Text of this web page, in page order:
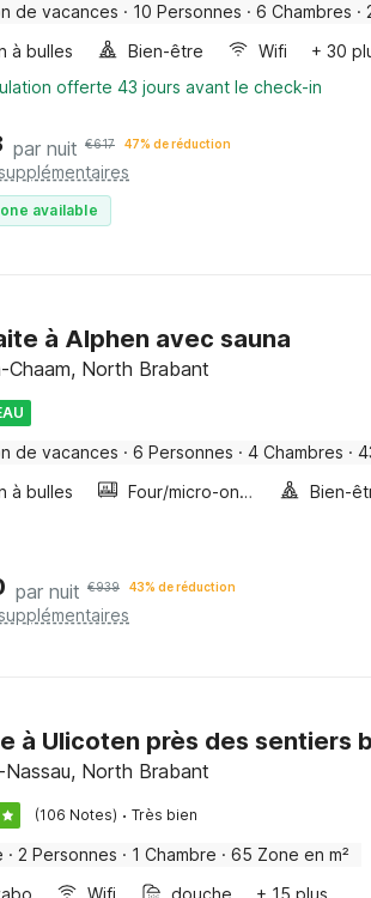
de vacances · 10 Personnes · 6 Chambres ·
à bulles
Bien-être Wifi
+ 30
offerte 43 jours avant le check-in
par nuit €617 47% de réduction
available
à Alphen avec sauna
Chaam, North Brabant
de vacances · 6 Personnes · 4 Chambres ·
à bulles
Four/micro-onde combinés Bien-
par nuit €939 43% de réduction
à Ulicoten près des sentiers
Nassau, North Brabant
(106 Notes) · Très bien
· 2 Personnes · 1 Chambre · 65 Zone en m²
Wifi douche
+ 15 plus